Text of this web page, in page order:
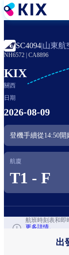
移
至
內
容
SC4094|山東航
NH6572 CA8896
KIX
關西
日期
2026-08-09
登機手續從14:50開
航廈
T1 - F
航班時刻表和即
更多詳情。
出